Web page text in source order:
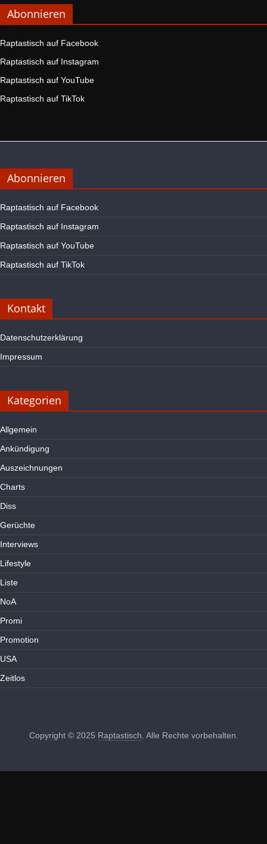
Abonnieren
Raptastisch auf Facebook
Raptastisch auf Instagram
Raptastisch auf YouTube
Raptastisch auf TikTok
Abonnieren
Raptastisch auf Facebook
Raptastisch auf Instagram
Raptastisch auf YouTube
Raptastisch auf TikTok
Kontakt
Datenschutzerklärung
Impressum
Kategorien
Allgemein
Ankündigung
Auszeichnungen
Charts
Diss
Gerüchte
Interviews
Lifestyle
Liste
NoA
Promi
Promotion
USA
Zeitlos
Copyright © 2025 Raptastisch. Alle Rechte vorbehalten.